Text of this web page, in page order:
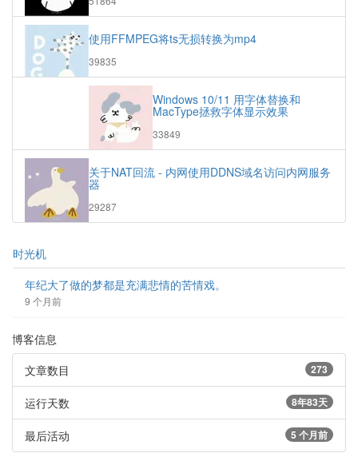
次
数:
使用FFMPEG将ts无损转换为mp4
浏
次
39835
Windows 10/11 用字体替换和
MacType拯救字体显示效果
浏
数:
33849
关于NAT回流 - 内网使用DDNS域名访问内网服务
器
浏
29287
时光机
年纪大了做的梦都是充满悲情的苦情戏。
9 个月前
博客信息
273
文章数目
8年83天
运行天数
5 个月前
最后活动